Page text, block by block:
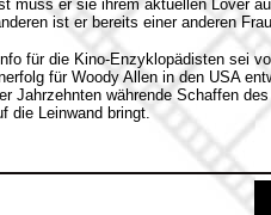
muss er sie ihrem aktuellen Lover
ist er bereits einer anderen
für die Kino-Enzyklopädisten sei
für Woody Allen in den USA
Jahrzehnten währende Schaffen
die Leinwand bringt.